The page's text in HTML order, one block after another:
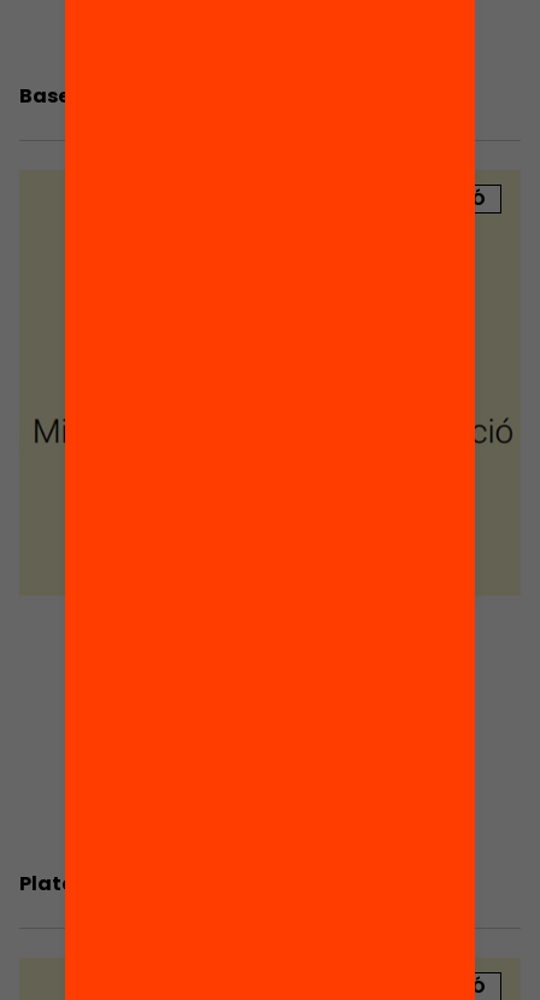
Bases de la convocatòria Fem educació
PUBLICACIÓ
Plataforma Fem Educació
PUBLICACIÓ